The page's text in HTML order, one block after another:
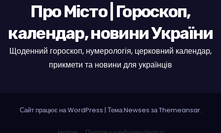
Про Місто | Гороскоп,
календар, новини України
Щоденний гороскоп, нумерологія, церковний календар,
прикмети та новини для українців
Сайт працює на WordPress | Тема:Newses заThemeansar.